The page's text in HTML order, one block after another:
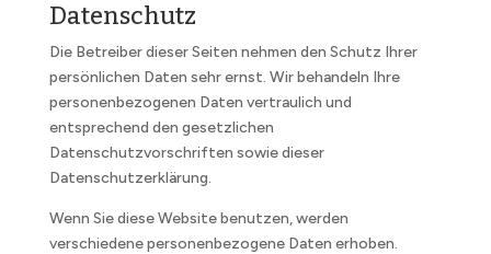
Datenschutz
Die Betreiber dieser Seiten nehmen den Schutz Ihrer
persönlichen Daten sehr ernst. Wir behandeln Ihre
personenbezogenen Daten vertraulich und
entsprechend den gesetzlichen
Datenschutzvorschriften sowie dieser
Datenschutzerklärung.
Wenn Sie diese Website benutzen, werden
verschiedene personenbezogene Daten erhoben.